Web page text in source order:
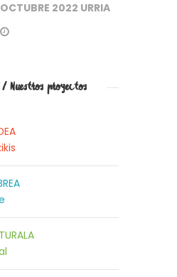
OCTUBRE 2022 URRIA
/ Nuestros proyectos